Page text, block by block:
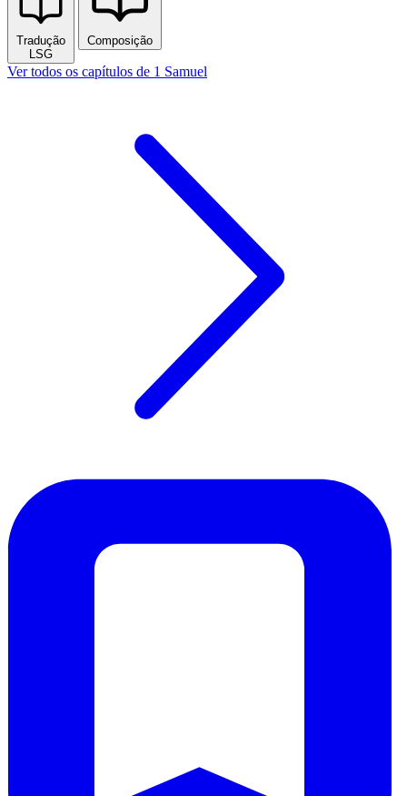
Tradução
LSG
Composição
Ver todos os capítulos de 1 Samuel